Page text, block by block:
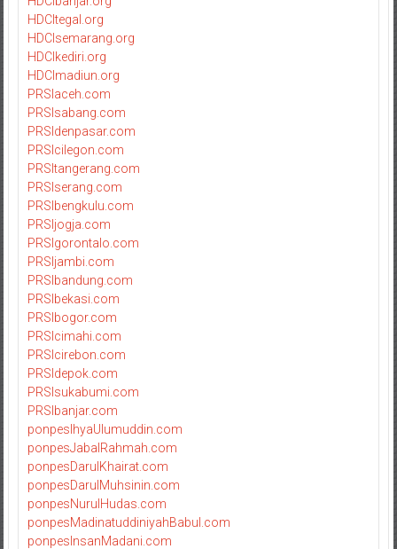
HDCItegal.org
HDCIsemarang.org
HDCIkediri.org
HDCImadiun.org
PRSIaceh.com
PRSIsabang.com
PRSIdenpasar.com
PRSIcilegon.com
PRSItangerang.com
PRSIserang.com
PRSIbengkulu.com
PRSIjogja.com
PRSIgorontalo.com
PRSIjambi.com
PRSIbandung.com
PRSIbekasi.com
PRSIbogor.com
PRSIcimahi.com
PRSIcirebon.com
PRSIdepok.com
PRSIsukabumi.com
PRSIbanjar.com
ponpesIhyaUlumuddin.com
ponpesJabalRahmah.com
ponpesDarulKhairat.com
ponpesDarulMuhsinin.com
ponpesNurulHudas.com
ponpesMadinatuddiniyahBabul.com
ponpesInsanMadani.com